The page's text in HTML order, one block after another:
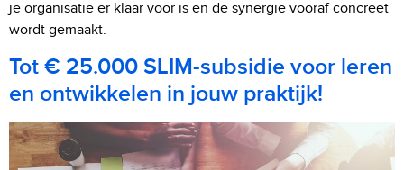
je organisatie er klaar voor is en de synergie vooraf concreet
wordt gemaakt.
Tot € 25.000 SLIM-subsidie voor leren
en ontwikkelen in jouw praktijk!